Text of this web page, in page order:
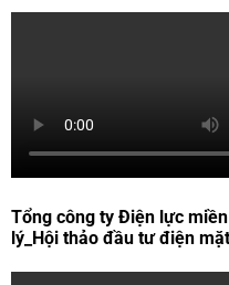
Tổng công ty Điện lực
lý_Hội thảo đầu tư điện